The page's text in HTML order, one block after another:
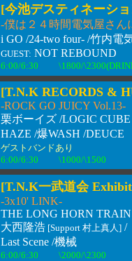
[今池デスティネーシ
-僕は２４時間電気屋さ
i GO /24-two four- /竹内電
GUEST: NOT REBOUND
6:00/6:30 \1800/
[T.N.K RECORDS &
-ROCK GO JUICY Vol.13-
栗ボーイズ /LOGIC
HAZE /爆WASH /DEUCE
ゲストバンドあり
6:00/6:30 \1000/\1500
[T.N.K一武道会
-3x10' LINK-
THE LONG HORN
大西隆浩 [Support 村上真人] /
Last Scene /機械
6:00/6:30 \2000/\2300